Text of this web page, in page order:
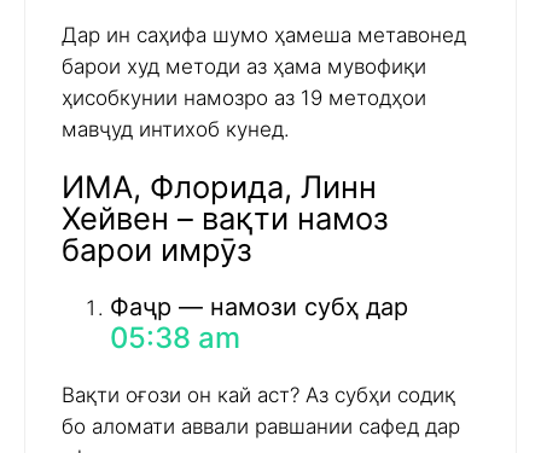
Дар ин саҳифа шумо ҳамеша метавонед
барои худ методи аз ҳама мувофиқи
ҳисобкунии намозро аз 19 методҳои
мавҷуд интихоб кунед.
ИМА, Флорида, Линн
Хейвен – вақти намоз
барои имрӯз
Фаҷр — намози субҳ дар
05:38 am
Вақти оғози он кай аст? Аз субҳи содиқ
бо аломати аввали равшании сафед дар